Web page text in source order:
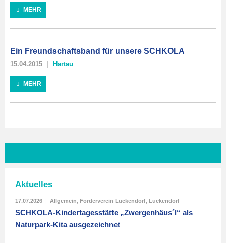
MEHR
Ein Freundschaftsband für unsere SCHKOLA
15.04.2015 Hartau
MEHR
Aktuelles
17.07.2026 | Allgemein Förderverein Lückendorf Lückendorf
SCHKOLA-Kindertagesstätte „Zwergenhäus´l“ als
Naturpark-Kita ausgezeichnet